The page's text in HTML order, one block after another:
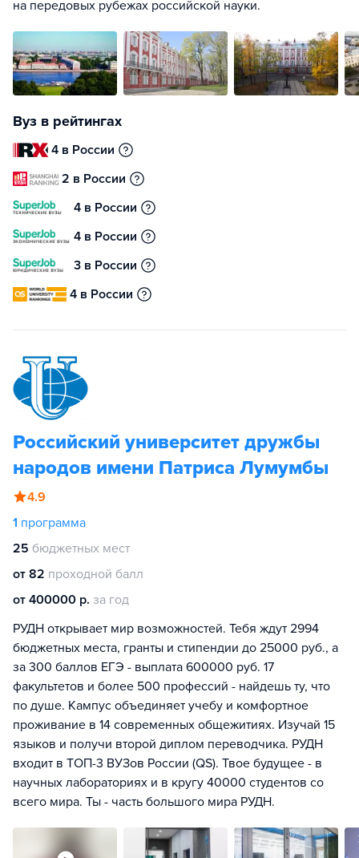
на передовых рубежах российской науки.
Вуз в рейтингах
4 в России
2 в России
4 в России
4 в России
3 в России
4 в России
Российский университет дружбы
народов имени Патриса Лумумбы
4.9
1 программа
25 бюджетных мест
от 82 проходной балл
от 400000 р. за год
РУДН открывает мир возможностей. Тебя ждут 2994
бюджетных места, гранты и стипендии до 25000 руб., а
за 300 баллов ЕГЭ - выплата 600000 руб. 17
факультетов и более 500 профессий - найдешь ту, что
по душе. Кампус объединяет учебу и комфортное
проживание в 14 современных общежитиях. Изучай 15
языков и получи второй диплом переводчика. РУДН
входит в ТОП-3 ВУЗов России (QS). Твое будущее - в
научных лабораториях и в кругу 40000 студентов со
всего мира. Ты - часть большого мира РУДН.